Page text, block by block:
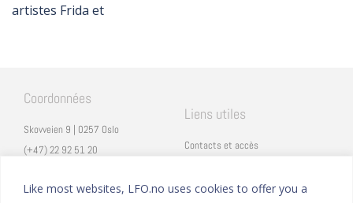
Like most websites, LFO.no uses cookies to offer you a
artistes Frida et
Coordonnées
Skovveien 9 | 0257 Oslo
(+47) 22 92 51 20
Vulkan 11 | 0178 Oslo
Liens utiles
Contacts et accès
Mentions légales